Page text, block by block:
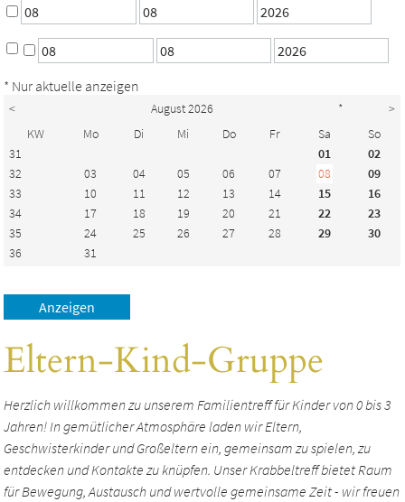
* Nur aktuelle anzeigen
< August 2026 *
>
KW
Mo Di Mi Do Fr Sa
So
31
01
02
32
03 04 05 06 07 08
09
33
10 11 12 13 14 15
16
34
17 18 19 20 21 22
23
35
24 25 26 27 28 29
30
36
31
Eltern-Kind-Gruppe
Herzlich willkommen zu unserem Familientreff für Kinder von 0 bis 3
Jahren! In gemütlicher Atmosphäre laden wir Eltern,
Geschwisterkinder und Großeltern ein, gemeinsam zu spielen, zu
entdecken und Kontakte zu knüpfen. Unser Krabbeltreff bietet Raum
für Bewegung, Austausch und wertvolle gemeinsame Zeit - wir freuen